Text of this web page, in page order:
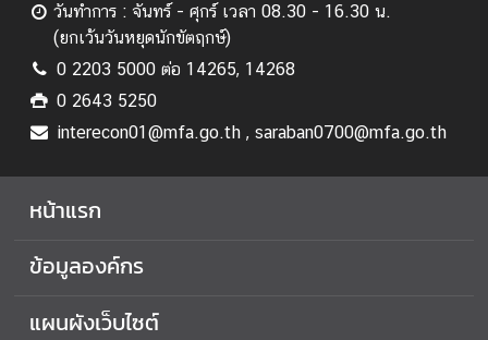
ล
ะ
อื่
น
ๆ
า
ส่
เ
วันทำการ : จันทร์ - ศุกร์ เวลา 08.30 - 16.30 น.
(ยกเว้นวันหยุดนักขัตฤกษ์)
0 2203 5000 ต่อ 14265, 14268
0 2643 5250
interecon01@mfa.go.th , saraban0700@mfa.go.th
หน้าแรก
ข้อมูลองค์กร
แผนผังเว็บไซต์